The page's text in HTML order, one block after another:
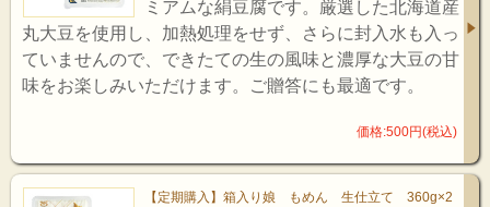
ミアムな絹豆腐です。厳選した北海道産
丸大豆を使用し、加熱処理をせず、さらに封入水も入っ
ていませんので、できたての生の風味と濃厚な大豆の甘
味をお楽しみいただけます。ご贈答にも最適です。
価格:500円(税込)
【定期購入】箱入り娘 もめん 生仕立て 360g×2